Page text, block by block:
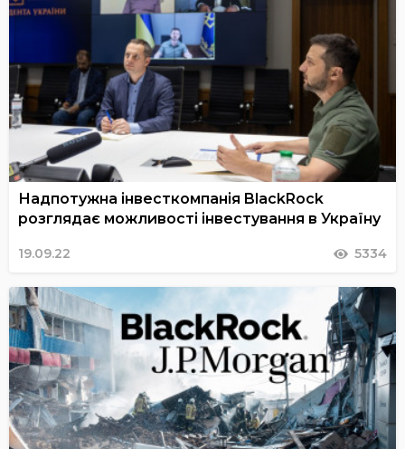
Надпотужна інвесткомпанія BlackRock
розглядає можливості інвестування в Україну
19.09.22 5334